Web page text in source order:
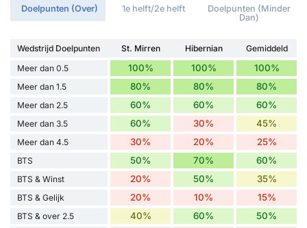
Doelpunten (Over) 1e helft/2e helft
Doelpunten (Minder
Dan)
Wedstrijd Doelpunten St. Mirren Hibernian
Gemiddeld
Meer dan 0.5
100% 100% 100%
Meer dan 1.5 80% 80% 80%
Meer dan 2.5 60% 60% 60%
Meer dan 3.5 60% 30% 45%
Meer dan 4.5 30% 20% 25%
BTS 50% 70% 60%
BTS & Winst 20% 50% 35%
BTS & Gelijk 20% 10% 15%
BTS & over 2.5 40% 60% 50%